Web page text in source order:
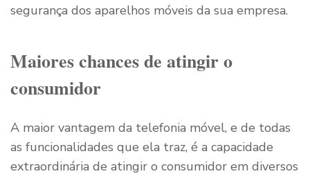
segurança dos aparelhos móveis da sua empresa.
Maiores chances de atingir o
consumidor
A maior vantagem da telefonia móvel, e de todas
as funcionalidades que ela traz, é a capacidade
extraordinária de atingir o consumidor em diversos